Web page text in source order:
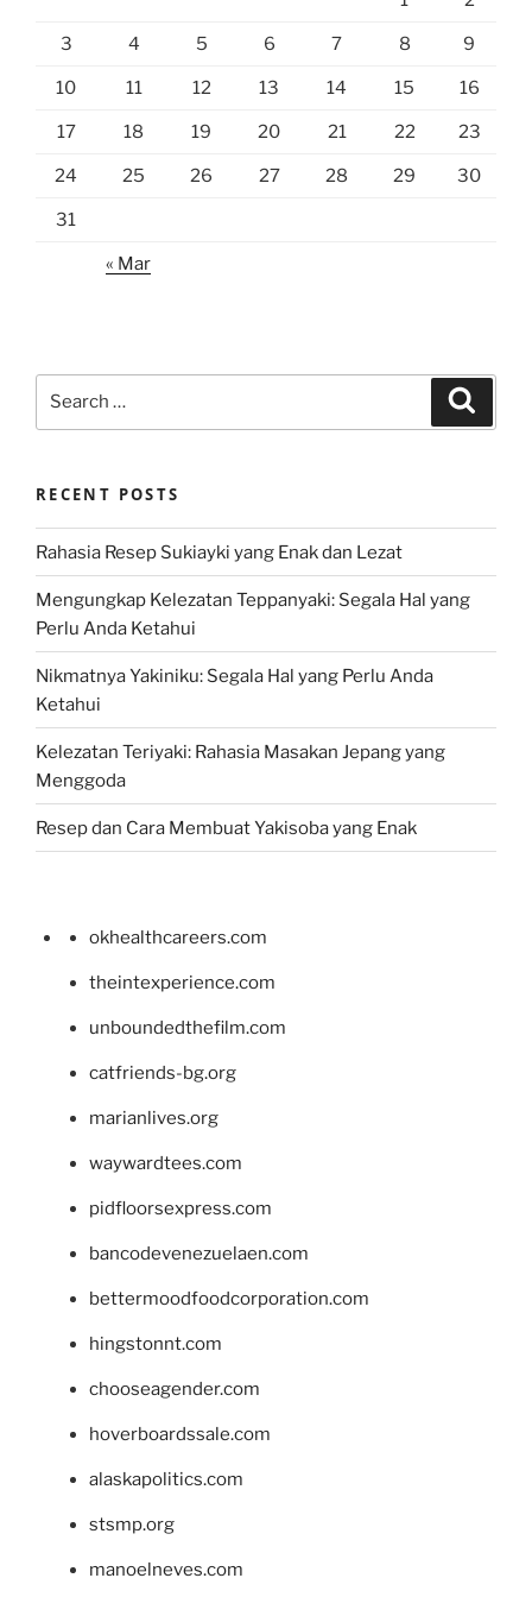
3 4 5 6 7 8 9
10 11 12 13 14 15 16
17 18 19 20 21 22 23
24 25 26 27 28 29 30
31
« Mar
RECENT POSTS
Rahasia Resep Sukiayki yang Enak dan Lezat
Mengungkap Kelezatan Teppanyaki: Segala Hal yang
Perlu Anda Ketahui
Nikmatnya Yakiniku: Segala Hal yang Perlu Anda
Ketahui
Kelezatan Teriyaki: Rahasia Masakan Jepang yang
Menggoda
Resep dan Cara Membuat Yakisoba yang Enak
okhealthcareers.com
theintexperience.com
unboundedthefilm.com
catfriends-bg.org
marianlives.org
waywardtees.com
pidfloorsexpress.com
bancodevenezuelaen.com
bettermoodfoodcorporation.com
hingstonnt.com
chooseagender.com
hoverboardssale.com
alaskapolitics.com
stsmp.org
manoelneves.com